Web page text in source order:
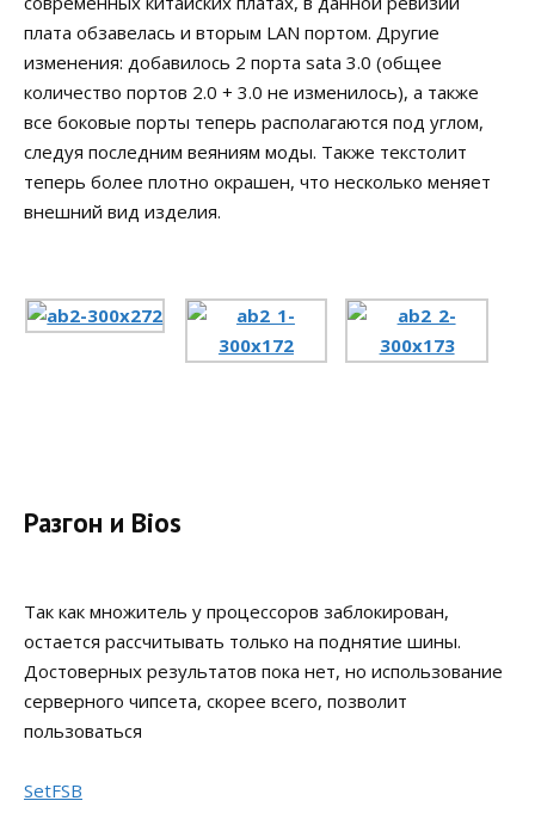
плата обзавелась и вторым LAN портом. Другие
изменения: добавилось 2 порта sata 3.0 (общее
количество портов 2.0 + 3.0 не изменилось), а также
все боковые порты теперь располагаются под углом,
следуя последним веяниям моды. Также текстолит
теперь более плотно окрашен, что несколько меняет
внешний вид изделия.
Разгон и Bios
Так как множитель у процессоров заблокирован,
остается рассчитывать только на поднятие шины.
Достоверных результатов пока нет, но использование
серверного чипсета, скорее всего, позволит
пользоваться
SetFSB